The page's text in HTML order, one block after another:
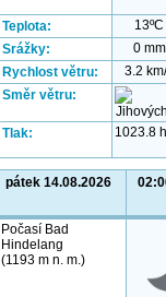
Teplota: 13ºC
Srážky:
0 mm
Rychlost větru:
3.2
Směr větru:
Tlak: 1023.8
pátek 14.08.2026
Počasí Bad
Hindelang
(1193 m n. m.)